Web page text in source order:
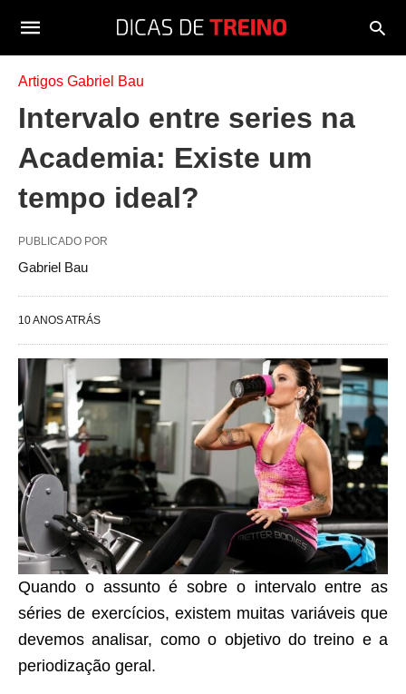
Artigos Gabriel Bau
Intervalo entre series na
Academia: Existe um
tempo ideal?
PUBLICADO POR
Gabriel Bau
10 ANOS ATRÁS
Quando o assunto é sobre o intervalo entre as
séries de exercícios, existem muitas variáveis que
devemos analisar, como o objetivo do treino e a
periodização geral.